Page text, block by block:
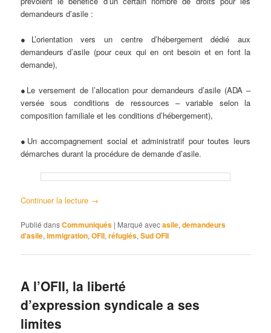
demandeurs d’asile :
●L’orientation vers un centre d’hébergement dédié aux
demandeurs d’asile (pour ceux qui en ont besoin et en font la
demande),
●Le versement de l’allocation pour demandeurs d’asile (ADA –
versée sous conditions de ressources – variable selon la
composition familiale et les conditions d’hébergement),
●Un accompagnement social et administratif pour toutes leurs
démarches durant la procédure de demande d’asile.
Continuer la lecture →
Publié dansCommuniqués | Marqué avecasile,demandeurs
d'asile,immigration,OFII,réfugiés,Sud OFII
A l’OFII, la liberté
d’expression syndicale a ses
limites